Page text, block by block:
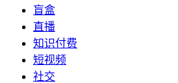
盲盒
直播
知识付费
短视频
社交